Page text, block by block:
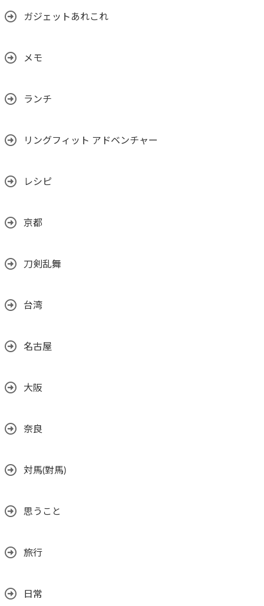
ガジェットあれこれ
メモ
ランチ
リングフィット アドベンチャー
レシピ
京都
刀剣乱舞
台湾
名古屋
大阪
奈良
対馬(對馬)
思うこと
旅行
日常